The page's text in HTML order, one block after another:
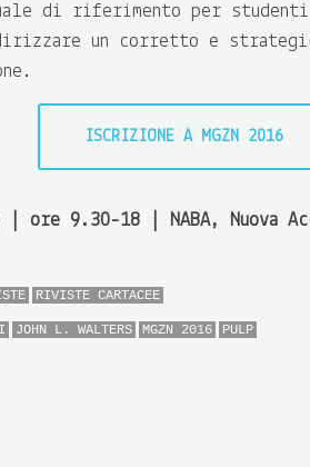
di riferimento per
un corretto e
ISCRIZIONE A MGZN 2016
9.30-18 | NABA, Nuova
RIVISTE CARTACEE
JOHN L. WALTERS MGZN 2016 PULP